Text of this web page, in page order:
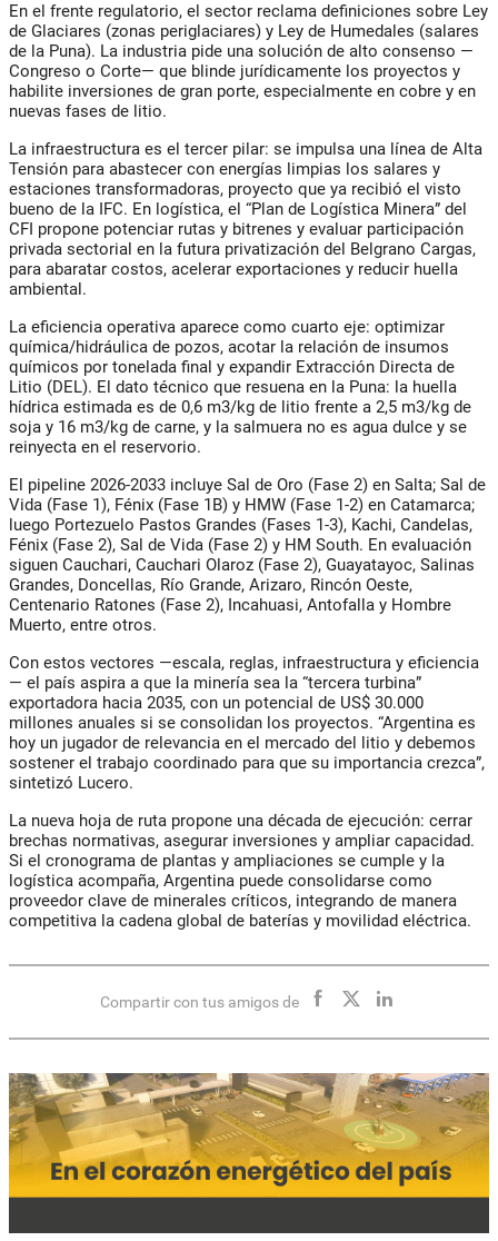
En el frente regulatorio, el sector reclama definiciones sobre Ley
de Glaciares (zonas periglaciares) y Ley de Humedales (salares
de la Puna). La industria pide una solución de alto consenso —
Congreso o Corte— que blinde jurídicamente los proyectos y
habilite inversiones de gran porte, especialmente en cobre y en
nuevas fases de litio.
La infraestructura es el tercer pilar: se impulsa una línea de Alta
Tensión para abastecer con energías limpias los salares y
estaciones transformadoras, proyecto que ya recibió el visto
bueno de la IFC. En logística, el “Plan de Logística Minera” del
CFI propone potenciar rutas y bitrenes y evaluar participación
privada sectorial en la futura privatización del Belgrano Cargas,
para abaratar costos, acelerar exportaciones y reducir huella
ambiental.
La eficiencia operativa aparece como cuarto eje: optimizar
química/hidráulica de pozos, acotar la relación de insumos
químicos por tonelada final y expandir Extracción Directa de
Litio (DEL). El dato técnico que resuena en la Puna: la huella
hídrica estimada es de 0,6 m3/kg de litio frente a 2,5 m3/kg de
soja y 16 m3/kg de carne, y la salmuera no es agua dulce y se
reinyecta en el reservorio.
El pipeline 2026-2033 incluye Sal de Oro (Fase 2) en Salta; Sal de
Vida (Fase 1), Fénix (Fase 1B) y HMW (Fase 1-2) en Catamarca;
luego Portezuelo Pastos Grandes (Fases 1-3), Kachi, Candelas,
Fénix (Fase 2), Sal de Vida (Fase 2) y HM South. En evaluación
siguen Cauchari, Cauchari Olaroz (Fase 2), Guayatayoc, Salinas
Grandes, Doncellas, Río Grande, Arizaro, Rincón Oeste,
Centenario Ratones (Fase 2), Incahuasi, Antofalla y Hombre
Muerto, entre otros.
Con estos vectores —escala, reglas, infraestructura y eficiencia
— el país aspira a que la minería sea la “tercera turbina”
exportadora hacia 2035, con un potencial de US$ 30.000
millones anuales si se consolidan los proyectos. “Argentina es
hoy un jugador de relevancia en el mercado del litio y debemos
sostener el trabajo coordinado para que su importancia crezca”,
sintetizó Lucero.
La nueva hoja de ruta propone una década de ejecución: cerrar
brechas normativas, asegurar inversiones y ampliar capacidad.
Si el cronograma de plantas y ampliaciones se cumple y la
logística acompaña, Argentina puede consolidarse como
proveedor clave de minerales críticos, integrando de manera
competitiva la cadena global de baterías y movilidad eléctrica.
Compartir con tus amigos de